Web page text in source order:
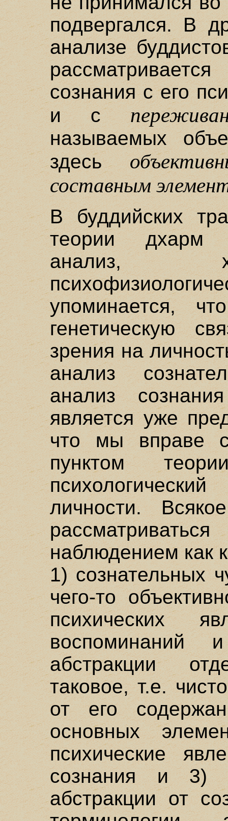
подвергался. В
анализе
сознания с его
и с
называемых
здесь
составным
В буддийских
теории дхарм
анализ,
упоминается,
генетическую
зрения на
анализ
анализ
является уже
что мы вправе
пунктом
личности.
наблюдением как
1) сознательных
чего-то
психических
абстракции
таковое, т.е.
от его
основных
психические
сознания и 3)
абстракции от